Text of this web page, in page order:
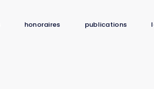
honoraires publications